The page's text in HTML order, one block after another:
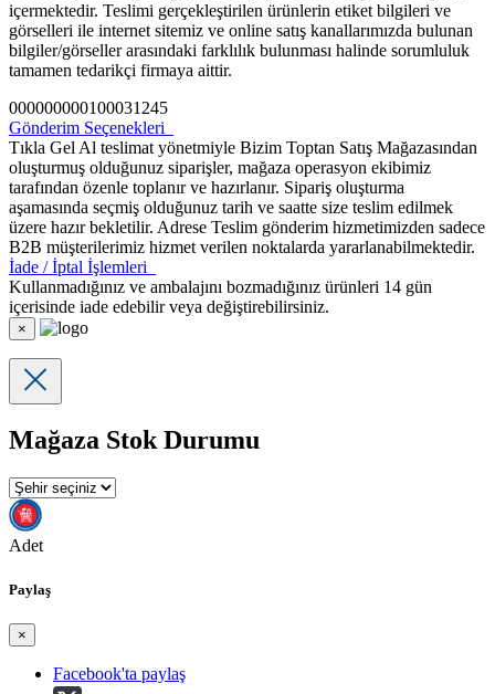
içermektedir. Teslimi gerçekleştirilen ürünlerin etiket bilgileri ve
görselleri ile internet sitemiz ve online satış kanallarımızda bulunan
bilgiler/görseller arasındaki farklılık bulunması halinde sorumluluk
tamamen tedarikçi firmaya aittir.
000000000100031245
Gönderim Seçenekleri
Tıkla Gel Al teslimat yönetmiyle Bizim Toptan Satış Mağazasından
oluşturmuş olduğunuz siparişler, mağaza operasyon ekibimiz
tarafından özenle toplanır ve hazırlanır. Sipariş oluşturma
aşamasında seçmiş olduğunuz tarih ve saatte size teslim edilmek
üzere hazır bekletilir. Adrese Teslim gönderim hizmetimizden sadece
B2B müşterilerimiz hizmet verilen noktalarda yararlanabilmektedir.
İade / İptal İşlemleri
Kullanmadığınız ve ambalajını bozmadığınız ürünleri 14 gün
içerisinde iade edebilir veya değiştirebilirsiniz.
×
Mağaza Stok Durumu
Adet
Paylaş
×
Facebook'ta paylaş